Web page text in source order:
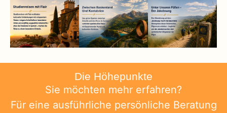
Die Höhepunkte
Sie möchten mehr erfahren?
Für eine ausführliche persönliche Beratung